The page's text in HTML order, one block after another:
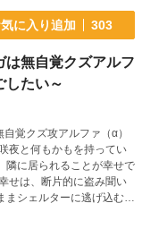
に入り追加 303
無自覚クズアルフ
したい～
覚クズ攻アルファ（α）
夜と何もかもを持ってい
隣に居られることが幸せで
せは、断片的に盗み聞い
まシェルターに逃げ込むこ
です。 オメガバ
/ 元鞘 / ハッピーエンド